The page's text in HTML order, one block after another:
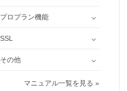
プロプラン機能
SSL
その他
マニュアル一覧を見る »